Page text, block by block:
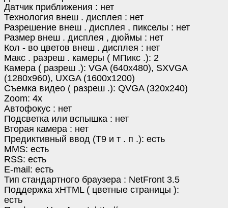
Датчик приближения : нет
Технология внеш . дисплея : нет
Разрешение внеш . дисплея , пикселы : нет
Размер внеш . дисплея , дюймы : нет
Кол - во цветов внеш . дисплея : нет
Макс . разреш . камеры ( MПикс .): 2
Камера ( разреш .): VGA (640x480), SXVGA
(1280x960), UXGA (1600x1200)
Съемка видео ( разреш .): QVGA (320x240)
Zoom: 4x
Автофокус : нет
Подсветка или вспышка : нет
Вторая камера : нет
Предиктивный ввод (T9 и т . п .): есть
MMS: есть
RSS: есть
E-mail: есть
Тип стандартного браузера : NetFront 3.5
Поддержка xHTML ( цветные страницы ):
есть